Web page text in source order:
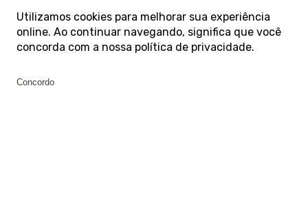
Utilizamos cookies para melhorar sua experiência
online. Ao continuar navegando, significa que você
concorda com a nossa política de privacidade.
Concordo